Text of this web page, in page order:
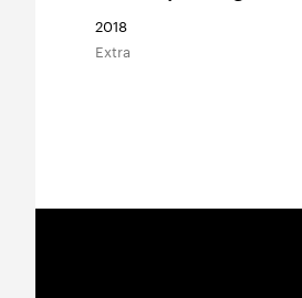
2018
Extra